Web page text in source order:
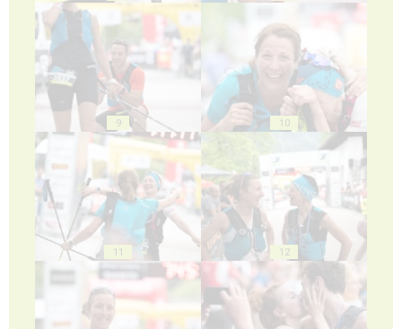
9 10
11 12